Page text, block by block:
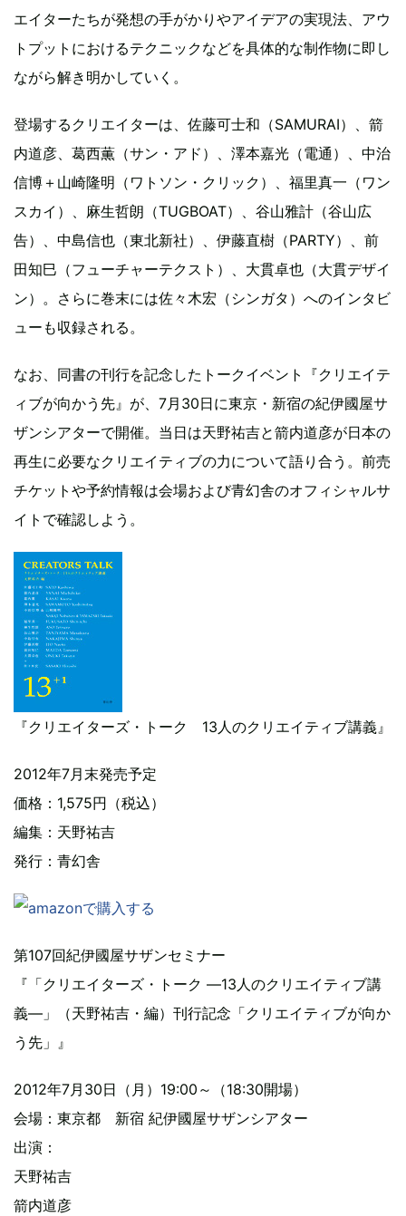
エイターたちが発想の手がかりやアイデアの実現法、アウ
トプットにおけるテクニックなどを具体的な制作物に即し
ながら解き明かしていく。
登場するクリエイターは、佐藤可士和（SAMURAI）、箭
内道彦、葛西薫（サン・アド）、澤本嘉光（電通）、中治
信博＋山崎隆明（ワトソン・クリック）、福里真一（ワン
スカイ）、麻生哲朗（TUGBOAT）、谷山雅計（谷山広
告）、中島信也（東北新社）、伊藤直樹（PARTY）、前
田知巳（フューチャーテクスト）、大貫卓也（大貫デザイ
ン）。さらに巻末には佐々木宏（シンガタ）へのインタビ
ューも収録される。
なお、同書の刊行を記念したトークイベント『クリエイテ
ィブが向かう先』が、7月30日に東京・新宿の紀伊國屋サ
ザンシアターで開催。当日は天野祐吉と箭内道彦が日本の
再生に必要なクリエイティブの力について語り合う。前売
チケットや予約情報は会場および青幻舎のオフィシャルサ
イトで確認しよう。
『クリエイターズ・トーク 13人のクリエイティブ講義』
2012年7月末発売予定
価格：1,575円（税込）
編集：天野祐吉
発行：青幻舎
第107回紀伊國屋サザンセミナー
『「クリエイターズ・トーク ―13人のクリエイティブ講
義―」（天野祐吉・編）刊行記念「クリエイティブが向か
う先」』
2012年7月30日（月）19:00～（18:30開場）
会場：東京都 新宿 紀伊國屋サザンシアター
出演：
天野祐吉
箭内道彦